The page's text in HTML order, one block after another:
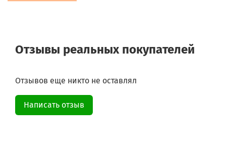
Отзывы реальных покупателей
Отзывов еще никто не оставлял
Написать отзыв